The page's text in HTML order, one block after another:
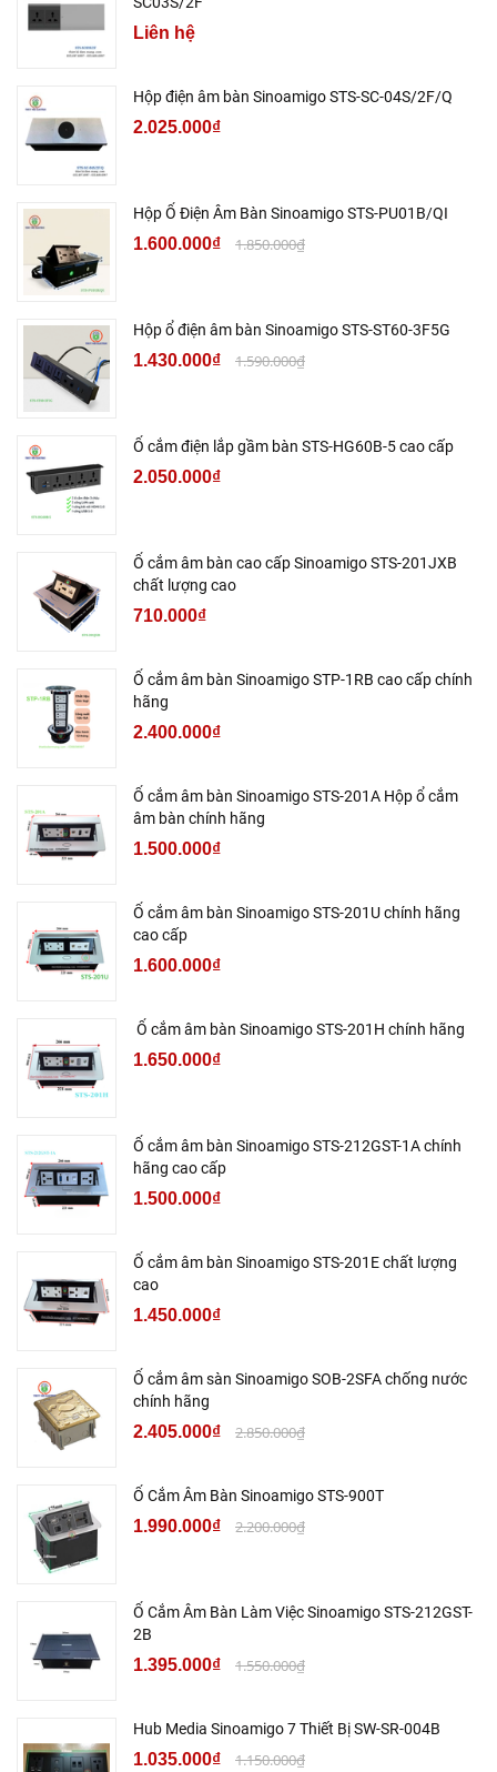
Liên hệ
Hộp điện âm bàn Sinoamigo STS-SC-04S/2F/Q
2.025.000₫
Hộp Ổ Điện Âm Bàn Sinoamigo STS-PU01B/QI
1.600.000₫ 1.850.000₫
Hộp ổ điện âm bàn Sinoamigo STS-ST60-3F5G
1.430.000₫ 1.590.000₫
Ổ cắm điện lắp gầm bàn STS-HG60B-5 cao cấp
2.050.000₫
Ổ cắm âm bàn cao cấp Sinoamigo STS-201JXB
chất lượng cao
710.000₫
Ổ cắm âm bàn Sinoamigo STP-1RB cao cấp chính
hãng
2.400.000₫
Ổ cắm âm bàn Sinoamigo STS-201A Hộp ổ cắm
âm bàn chính hãng
1.500.000₫
Ổ cắm âm bàn Sinoamigo STS-201U chính hãng
cao cấp
1.600.000₫
Ổ cắm âm bàn Sinoamigo STS-201H chính hãng
1.650.000₫
Ổ cắm âm bàn Sinoamigo STS-212GST-1A chính
hãng cao cấp
1.500.000₫
Ổ cắm âm bàn Sinoamigo STS-201E chất lượng
cao
1.450.000₫
Ổ cắm âm sàn Sinoamigo SOB-2SFA chống nước
chính hãng
2.405.000₫ 2.850.000₫
Ổ Cắm Âm Bàn Sinoamigo STS-900T
1.990.000₫ 2.200.000₫
Ổ Cắm Âm Bàn Làm Việc Sinoamigo STS-212GST-
2B
1.395.000₫ 1.550.000₫
Hub Media Sinoamigo 7 Thiết Bị SW-SR-004B
1.035.000₫ 1.150.000₫